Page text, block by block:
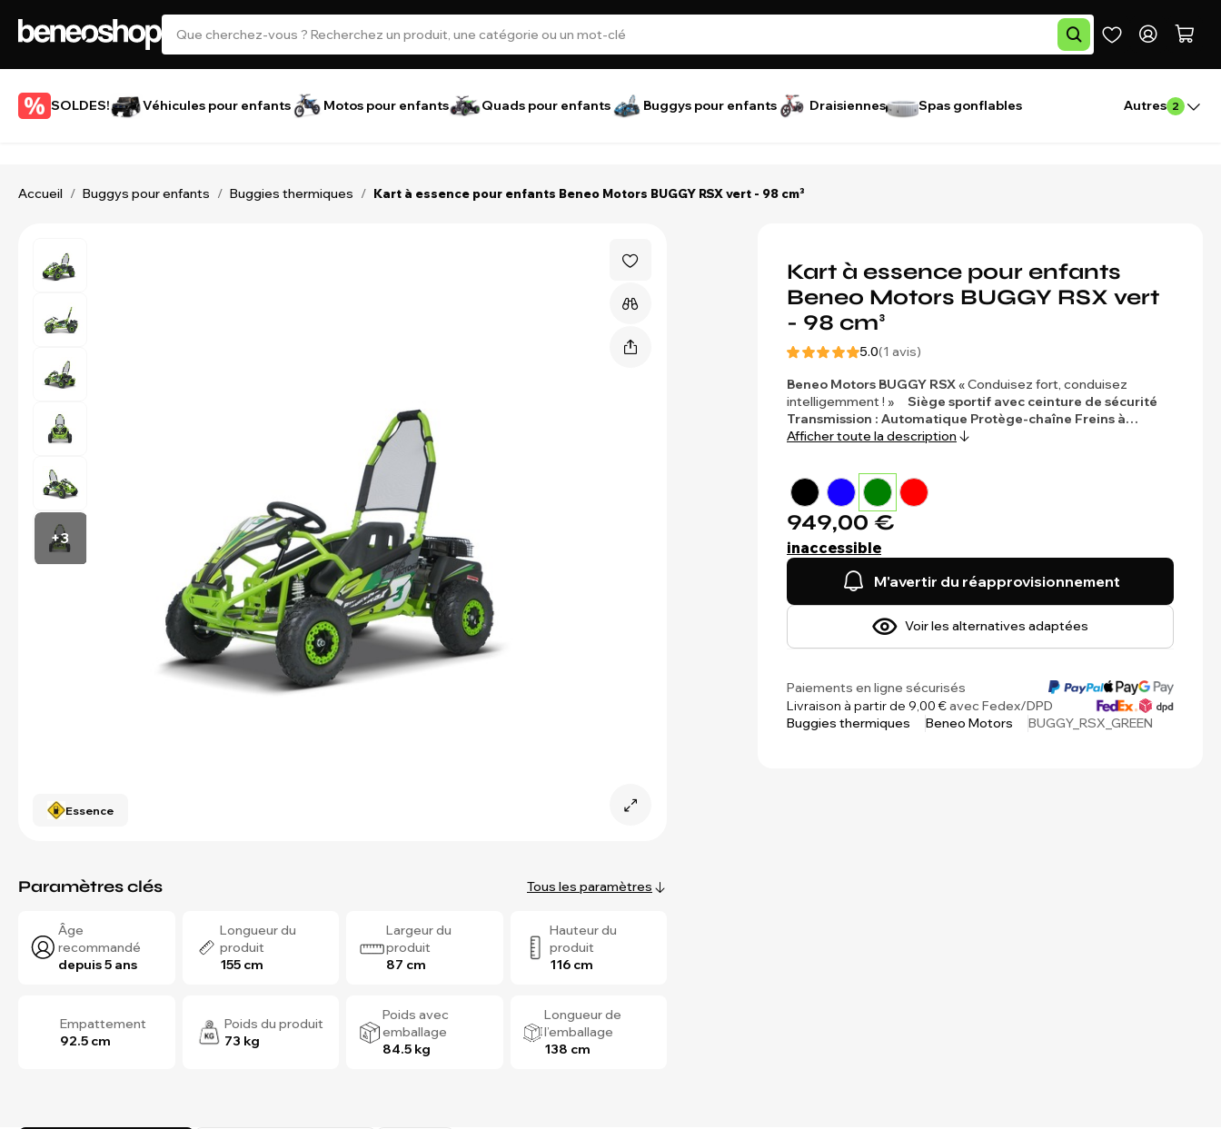
SOLDES! Véhicules pour enfants Motos pour enfants Quads pour enfants Buggys pour enfants Draisiennes Spas gonflables Autres 2
Accueil / Buggys pour enfants / Buggies thermiques / Kart à essence pour enfants Beneo Motors BUGGY RSX vert - 98 cm³
Essence
+3
Paramètres clés Tous les paramètres
Âge
recommandé
depuis 5 ans
Longueur du
produit
155 cm
Largeur du
produit
87 cm
Hauteur du
produit
116 cm
Empattement
92.5 cm
Poids du produit
73 kg
Poids avec
emballage
84.5 kg
Longueur de
l’emballage
138 cm
Kart à essence pour enfants
Beneo Motors BUGGY RSX vert
- 98 cm³
5.0(1 avis)
Beneo Motors BUGGY RSX« Conduisez fort, conduisez
intelligemment ! » Siège sportif avec ceinture de sécurité
Transmission : Automatique Protège-chaîne Freins à…
Afficher toute la description
949,00 €
inaccessible
M'avertir du réapprovisionnement
Voir les alternatives adaptées
Paiements en ligne sécurisés
Livraison à partir de 9,00 €avec Fedex/DPD
Buggies thermiques
Beneo Motors BUGGY_RSX_GREEN